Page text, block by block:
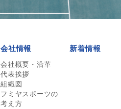
会社情報
会社概要・沿革
代表挨拶
組織図
フミヤスポーツの
考え方
新着情報